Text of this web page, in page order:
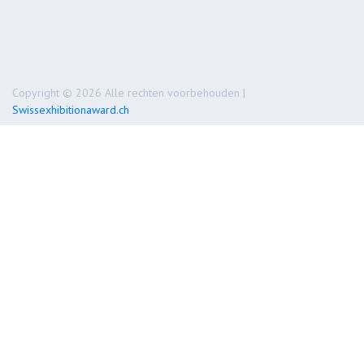
Copyright © 2026 Alle rechten voorbehouden |
Swissexhibitionaward.ch